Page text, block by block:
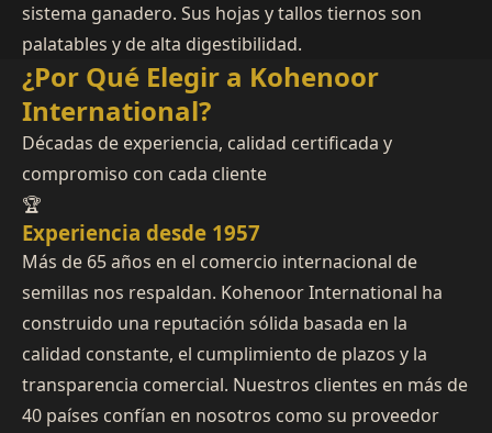
sistema ganadero. Sus hojas y tallos tiernos son
palatables y de alta digestibilidad.
¿Por Qué Elegir a Kohenoor
International?
Décadas de experiencia, calidad certificada y
compromiso con cada cliente
🏆
Experiencia desde 1957
Más de 65 años en el comercio internacional de
semillas nos respaldan. Kohenoor International ha
construido una reputación sólida basada en la
calidad constante, el cumplimiento de plazos y la
transparencia comercial. Nuestros clientes en más de
40 países confían en nosotros como su proveedor